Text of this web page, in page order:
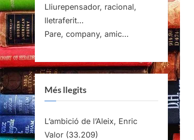
Lliurepensador, racional,
lletraferit…
Pare, company, amic…
Més llegits
L’ambició de l’Aleix, Enric
Valor (33.209)